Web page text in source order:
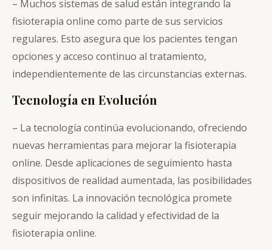
– Muchos sistemas de salud están integrando la
fisioterapia online como parte de sus servicios
regulares. Esto asegura que los pacientes tengan
opciones y acceso continuo al tratamiento,
independientemente de las circunstancias externas.
Tecnología en Evolución
– La tecnología continúa evolucionando, ofreciendo
nuevas herramientas para mejorar la fisioterapia
online. Desde aplicaciones de seguimiento hasta
dispositivos de realidad aumentada, las posibilidades
son infinitas. La innovación tecnológica promete
seguir mejorando la calidad y efectividad de la
fisioterapia online.